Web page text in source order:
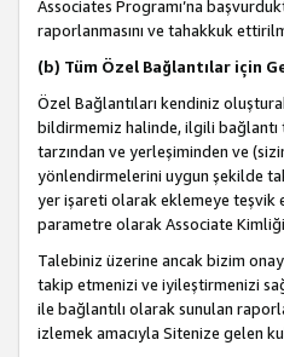
Associates Programı’na
raporlanmasını ve tahakkuk
(b) Tüm Özel Bağlantılar için
Özel Bağlantıları kendiniz
bildirmemiz halinde, ilgili bağlantı
tarzından ve yerleşiminden ve
yönlendirmelerini uygun şekilde
yer işareti olarak eklemeye teşvik
parametre olarak Associate
Talebiniz üzerine ancak bizim
takip etmenizi ve iyileştirmenizi
ile bağlantılı olarak sunulan
izlemek amacıyla Sitenize gelen